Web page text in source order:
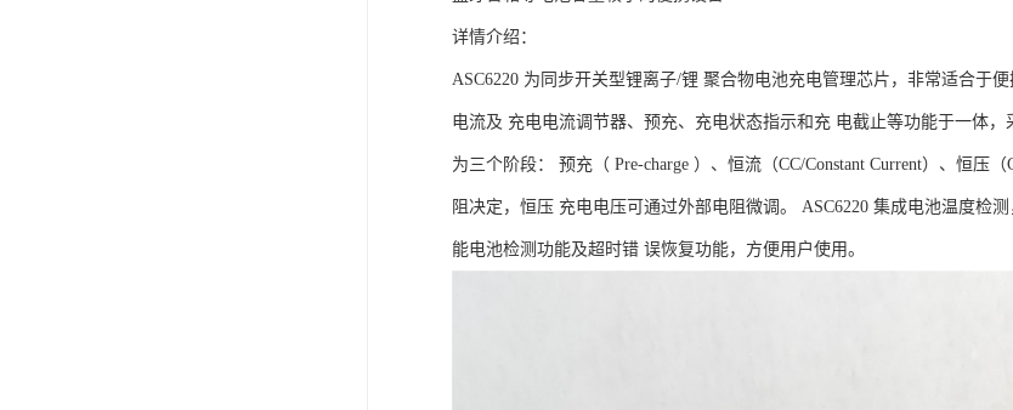
详情介绍：
ASC6220 为同步开关型锂离子/锂 聚合物电池充电管理芯片，非常适合于
电流及 充电电流调节器、预充、充电状态指示和充 电截止等功能于一体，
为三个阶段： 预充（ Pre-charge ）、恒流（CC/Constant Current）、恒压
阻决定，恒压 充电电压可通过外部电阻微调。 ASC6220 集成电池温度检
能电池检测功能及超时错 误恢复功能，方便用户使用。